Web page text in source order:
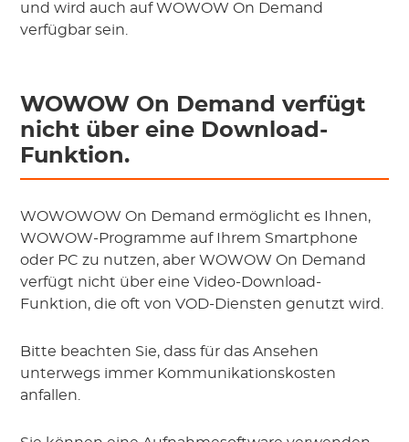
und wird auch auf WOWOW On Demand
verfügbar sein.
WOWOW On Demand verfügt
nicht über eine Download-
Funktion.
WOWOWOW On Demand ermöglicht es Ihnen,
WOWOW-Programme auf Ihrem Smartphone
oder PC zu nutzen, aber WOWOW On Demand
verfügt nicht über eine Video-Download-
Funktion, die oft von VOD-Diensten genutzt wird.
Bitte beachten Sie, dass für das Ansehen
unterwegs immer Kommunikationskosten
anfallen.